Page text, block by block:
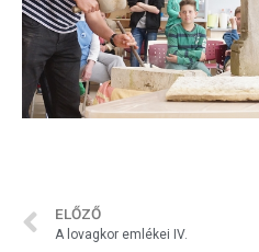
ELŐZŐ
A lovagkor emlékei IV.